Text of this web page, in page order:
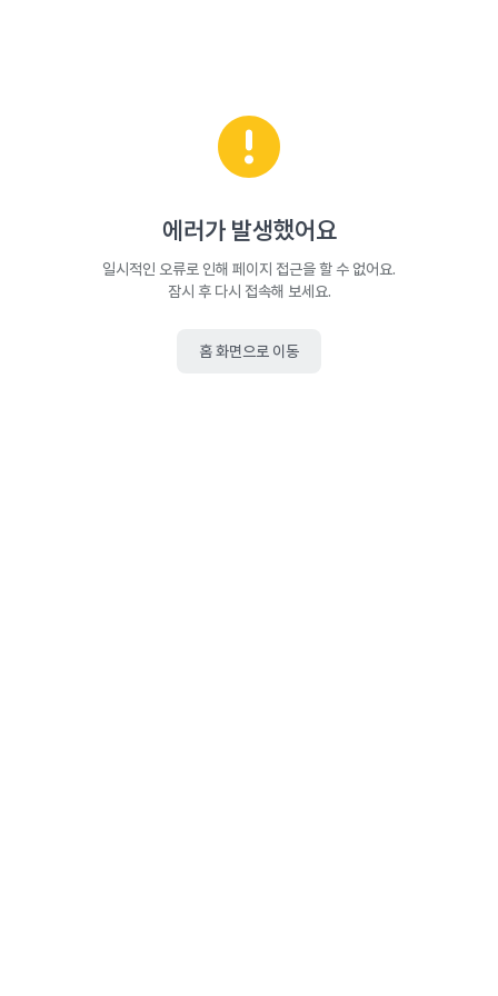
에러가 발생했어요
일시적인 오류로 인해 페이지 접근을 할 수 없어요.
잠시 후 다시 접속해 보세요.
홈 화면으로 이동